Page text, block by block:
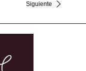
Siguiente